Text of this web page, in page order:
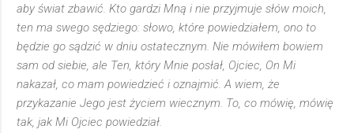
aby świat zbawić. Kto gardzi Mną i nie przyjmuje słów moich,
ten ma swego sędziego: słowo, które powiedziałem, ono to
będzie go sądzić w dniu ostatecznym. Nie mówiłem bowiem
sam od siebie, ale Ten, który Mnie posłał, Ojciec, On Mi
nakazał, co mam powiedzieć i oznajmić. A wiem, że
przykazanie Jego jest życiem wiecznym. To, co mówię, mówię
tak, jak Mi Ojciec powiedział.